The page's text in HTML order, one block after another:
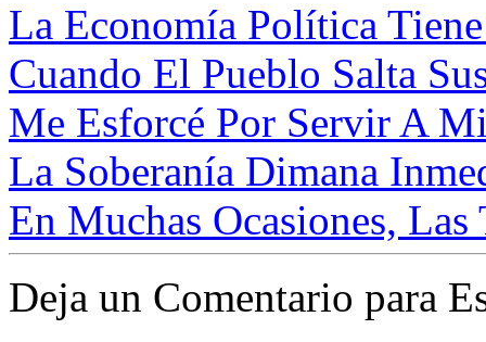
La Economía Política
Cuando El Pueblo Salta
Me Esforcé Por Servir A
La Soberanía Dimana
En Muchas Ocasiones,
Deja un Comentario para